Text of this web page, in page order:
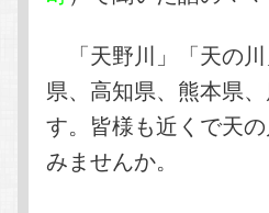
「天野川」「天の
県、高知県、熊本県
す。皆様も近くで天
みませんか。